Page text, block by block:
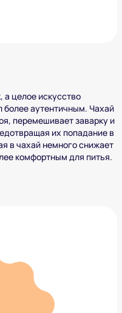
а целое искусство
более аутентичным. Чахай
перемешивает заварку и
их попадание в
в чахай немного снижает
комфортным для питья.